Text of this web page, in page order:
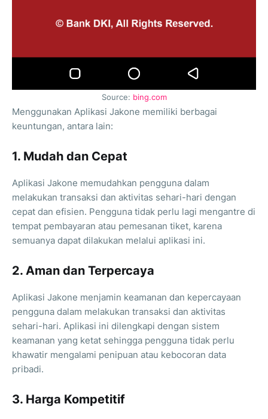
Source: bing.com
Menggunakan Aplikasi Jakone memiliki berbagai
keuntungan, antara lain:
1. Mudah dan Cepat
Aplikasi Jakone memudahkan pengguna dalam
melakukan transaksi dan aktivitas sehari-hari dengan
cepat dan efisien. Pengguna tidak perlu lagi mengantre di
tempat pembayaran atau pemesanan tiket, karena
semuanya dapat dilakukan melalui aplikasi ini.
2. Aman dan Terpercaya
Aplikasi Jakone menjamin keamanan dan kepercayaan
pengguna dalam melakukan transaksi dan aktivitas
sehari-hari. Aplikasi ini dilengkapi dengan sistem
keamanan yang ketat sehingga pengguna tidak perlu
khawatir mengalami penipuan atau kebocoran data
pribadi.
3. Harga Kompetitif